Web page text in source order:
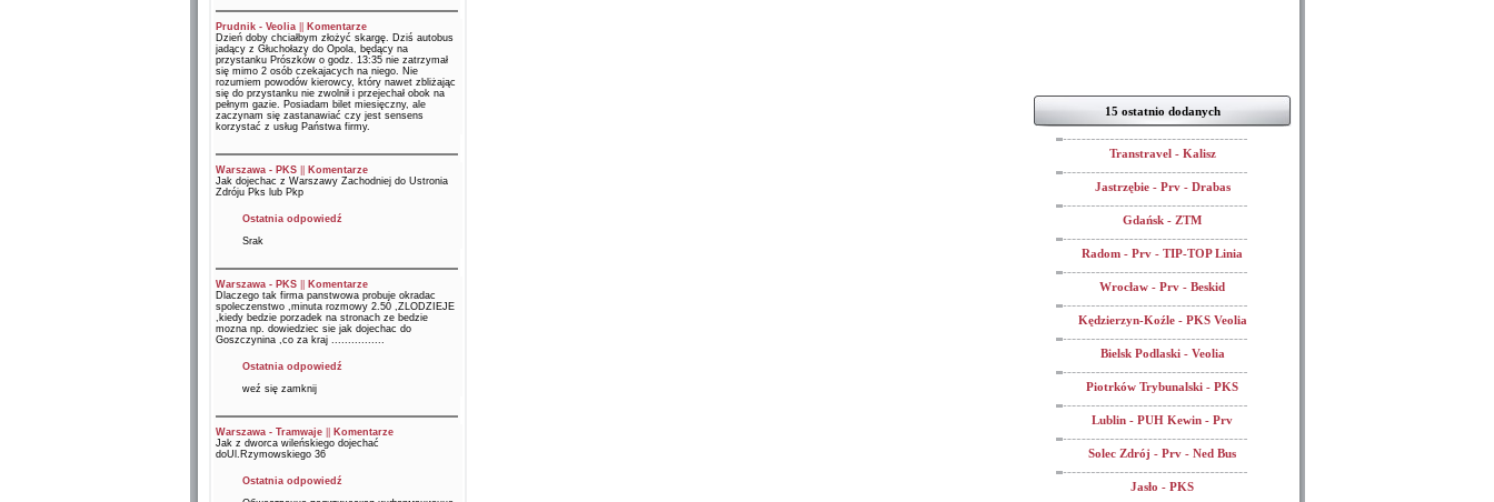
Prudnik - Veolia||
Komentarze
Dzień doby chciałbym złożyć skargę. Dziś autobus
jadący z Głuchołazy do Opola, będący na
przystanku Prószków o godz. 13:35 nie zatrzymał
się mimo 2 osób czekajacych na niego. Nie
rozumiem powodów kierowcy, który nawet zbliżając
się do przystanku nie zwolnił i przejechał obok na
pełnym gazie. Posiadam bilet miesięczny, ale
zaczynam się zastanawiać czy jest sensens
korzystać z usług Państwa firmy.
Warszawa - PKS||
Komentarze
Jak dojechac z Warszawy Zachodniej do Ustronia
Zdróju Pks lub Pkp
Ostatnia odpowiedź
Srak
Warszawa - PKS||
Komentarze
Dlaczego tak firma panstwowa probuje okradac
spoleczenstwo ,minuta rozmowy 2.50 ,ZLODZIEJE
,kiedy bedzie porzadek na stronach ze bedzie
mozna np. dowiedziec sie jak dojechac do
Goszczynina ,co za kraj ................
Ostatnia odpowiedź
weź się zamknij
Warszawa - Tramwaje||
Komentarze
Jak z dworca wileńskiego dojechać
doUl.Rzymowskiego 36
Ostatnia odpowiedź
15 ostatnio dodanych
Transtravel - Kalisz
Jastrzębie - Prv - Drabas
Gdańsk - ZTM
Radom - Prv - TIP-TOP Linia
Wrocław - Prv - Beskid
Kędzierzyn-Koźle - PKS Veolia
Bielsk Podlaski - Veolia
Piotrków Trybunalski - PKS
Lublin - PUH Kewin - Prv
Solec Zdrój - Prv - Ned Bus
Jasło - PKS